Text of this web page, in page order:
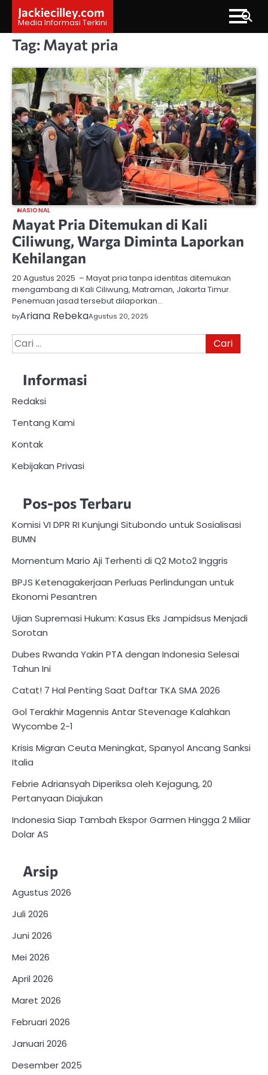
content
Jackiecilley.com
Media Informasi Terkini
Tag:Mayat pria
NASIONAL
Mayat Pria Ditemukan di Kali
Ciliwung, Warga Diminta Laporkan
Kehilangan
20 Agustus 2025 – Mayat pria tanpa identitas ditemukan
mengambang di Kali Ciliwung, Matraman, Jakarta Timur.
Penemuan jasad tersebut dilaporkan…
byAriana RebekaAgustus 20, 2025
Cari
untuk:
Informasi
Redaksi
Tentang Kami
Kontak
Kebijakan Privasi
Pos-pos Terbaru
Komisi VI DPR RI Kunjungi Situbondo untuk Sosialisasi
BUMN
Momentum Mario Aji Terhenti di Q2 Moto2 Inggris
BPJS Ketenagakerjaan Perluas Perlindungan untuk
Ekonomi Pesantren
Ujian Supremasi Hukum: Kasus Eks Jampidsus Menjadi
Sorotan
Dubes Rwanda Yakin PTA dengan Indonesia Selesai
Tahun Ini
Catat! 7 Hal Penting Saat Daftar TKA SMA 2026
Gol Terakhir Magennis Antar Stevenage Kalahkan
Wycombe 2-1
Krisis Migran Ceuta Meningkat, Spanyol Ancang Sanksi
Italia
Febrie Adriansyah Diperiksa oleh Kejagung, 20
Pertanyaan Diajukan
Indonesia Siap Tambah Ekspor Garmen Hingga 2 Miliar
Dolar AS
Arsip
Agustus 2026
Juli 2026
Juni 2026
Mei 2026
April 2026
Maret 2026
Februari 2026
Januari 2026
Desember 2025